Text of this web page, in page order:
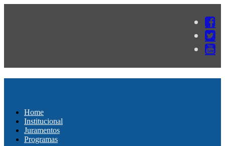
Home
Institucional
Juramentos
Programas